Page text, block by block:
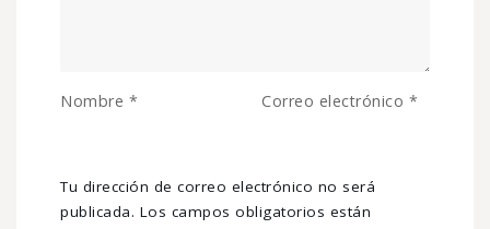
Tu dirección de correo electrónico no será
publicada. Los campos obligatorios están
Nombre * Correo electrónico *